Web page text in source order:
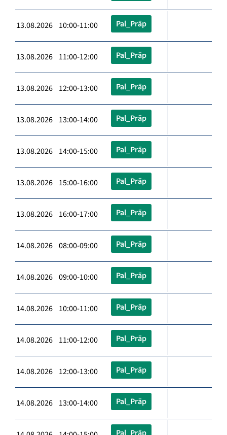
13.08.2026 10:00-11:00 Pal_Präp
13.08.2026 11:00-12:00 Pal_Präp
13.08.2026 12:00-13:00 Pal_Präp
13.08.2026 13:00-14:00 Pal_Präp
13.08.2026 14:00-15:00 Pal_Präp
13.08.2026 15:00-16:00 Pal_Präp
13.08.2026 16:00-17:00 Pal_Präp
14.08.2026 08:00-09:00 Pal_Präp
14.08.2026 09:00-10:00 Pal_Präp
14.08.2026 10:00-11:00 Pal_Präp
14.08.2026 11:00-12:00 Pal_Präp
14.08.2026 12:00-13:00 Pal_Präp
14.08.2026 13:00-14:00 Pal_Präp